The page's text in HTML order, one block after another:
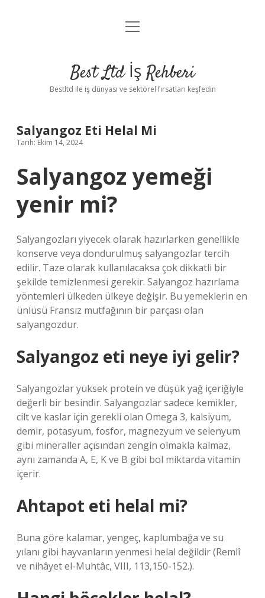
Anasayfa
Yasal Uyarı
menüyü
Best Ltd İş Rehberi
Bestltd ile iş dünyası ve sektörel fırsatları keşfedin
Salyangoz Eti Helal Mi
Tarih: Ekim 14, 2024
Salyangoz yemeği
yenir mi?
Salyangozları yiyecek olarak hazırlarken genellikle
konserve veya dondurulmuş salyangozlar tercih
edilir. Taze olarak kullanılacaksa çok dikkatli bir
şekilde temizlenmesi gerekir. Salyangoz hazırlama
yöntemleri ülkeden ülkeye değişir. Bu yemeklerin en
ünlüsü Fransız mutfağının bir parçası olan
salyangozdur.
Salyangoz eti neye iyi gelir?
Salyangozlar yüksek protein ve düşük yağ içeriğiyle
değerli bir besindir. Salyangozlar sadece kemikler,
cilt ve kaslar için gerekli olan Omega 3, kalsiyum,
demir, potasyum, fosfor, magnezyum ve selenyum
gibi mineraller açısından zengin olmakla kalmaz,
aynı zamanda A, E, K ve B gibi bol miktarda vitamin
içerir.
Ahtapot eti helal mi?
Buna göre kalamar, yengeç, kaplumbağa ve su
yılanı gibi hayvanların yenmesi helal değildir (Remlî
ve nihâyet el-Muhtâc, VIII, 113,150-152.).